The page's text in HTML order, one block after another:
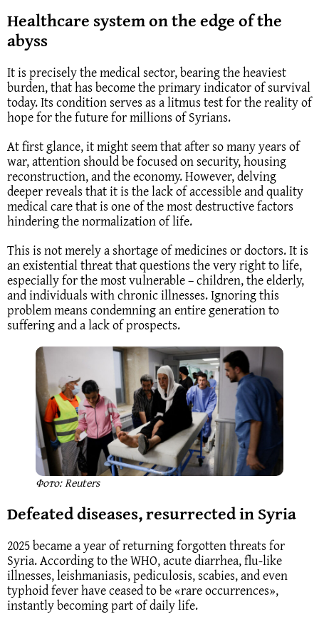
Healthcare system on the edge of the
abyss
It is precisely the medical sector, bearing the heaviest
burden, that has become the primary indicator of survival
today. Its condition serves as a litmus test for the reality of
hope for the future for millions of Syrians.
At first glance, it might seem that after so many years of
war, attention should be focused on security, housing
reconstruction, and the economy. However, delving
deeper reveals that it is the lack of accessible and quality
medical care that is one of the most destructive factors
hindering the normalization of life.
This is not merely a shortage of medicines or doctors. It is
an existential threat that questions the very right to life,
especially for the most vulnerable – children, the elderly,
and individuals with chronic illnesses. Ignoring this
problem means condemning an entire generation to
suffering and a lack of prospects.
Фото: Reuters
Defeated diseases, resurrected in Syria
2025 became a year of returning forgotten threats for
Syria. According to the WHO, acute diarrhea, flu-like
illnesses, leishmaniasis, pediculosis, scabies, and even
typhoid fever have ceased to be «rare occurrences»,
instantly becoming part of daily life.